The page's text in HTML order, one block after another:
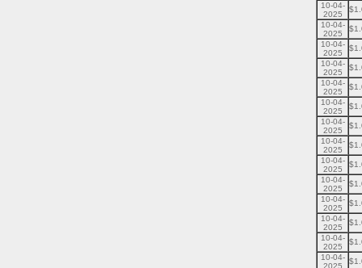
10-04-
2025
10-04-
2025
10-04-
2025
10-04-
2025
10-04-
2025
10-04-
2025
10-04-
2025
10-04-
2025
10-04-
2025
10-04-
2025
10-04-
2025
10-04-
2025
10-04-
2025
10-04-
2025